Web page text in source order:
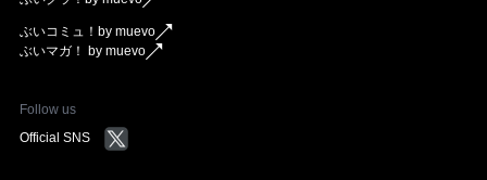
ぶいコミュ！by muevo
ぶいマガ！ by muevo
Follow us
Official SNS